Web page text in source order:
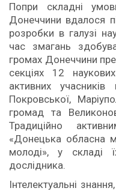
Попри складні
Донеччини вдалося
розробки в галузі
час змагань
громах Донеччини
секціях 12
активних
Покровської,
громад та
Традиційно
«Донецька обласна
молоді», у
дослідника.
Інтелектуальні